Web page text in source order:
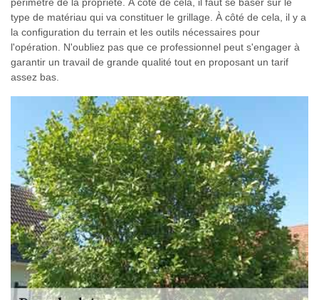
type de matériau qui va constituer le grillage. À côté de cela, il y a
la configuration du terrain et les outils nécessaires pour
l'opération. N'oubliez pas que ce professionnel peut s'engager à
garantir un travail de grande qualité tout en proposant un tarif
assez bas.